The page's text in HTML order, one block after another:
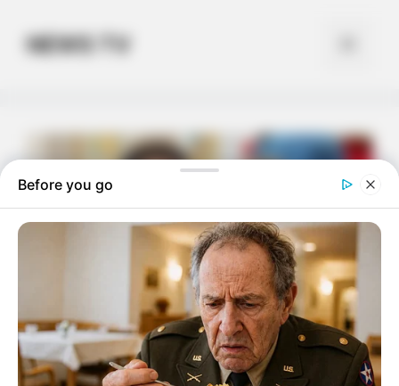
contentNEWS TV
Before you go